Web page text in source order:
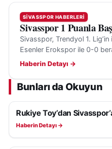
SIVASSPOR HABERLERI
Sivasspor 1 Puanla
Sivasspor, Trendyol 1.
Esenler Erokspor ile 0-0
Taşdemir, eksiklerin
Haberin Detayı →
Bunları da Okuyun
SIVASSPOR HABERLERI
Rukiye Toy’dan
Haberin Detayı →